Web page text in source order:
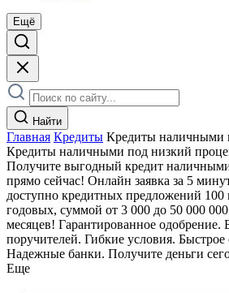
Ещё
Найти
Главная Кредиты Кредиты наличными
Кредиты наличными под низкий
Получите выгодный кредит
прямо сейчас! Онлайн заявка за 5
доступно кредитных предложений 100
годовых, суммой от 3 000 до 50 000
месяцев! Гарантированное одобрение.
поручителей. Гибкие условия.
Надежные банки. Получите деньги
Еще